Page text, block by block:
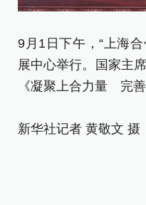
9月1日下午，“上海
展中心举行。国家主
《凝聚上合力量 完
新华社记者 黄敬文 摄